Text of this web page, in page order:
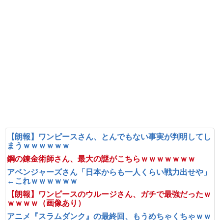
【朗報】ワンピースさん、とんでもない事実が判明してし
まうｗｗｗｗｗｗ
鋼の錬金術師さん、最大の謎がこちらｗｗｗｗｗｗｗ
アベンジャーズさん「日本からも一人くらい戦力出せや」
←これｗｗｗｗｗｗ
【朗報】ワンピースのウルージさん、ガチで最強だったｗ
ｗｗｗｗ（画像あり）
アニメ『スラムダンク』の最終回、もうめちゃくちゃｗｗ